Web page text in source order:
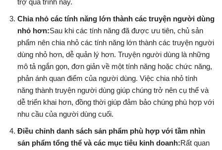
trợ quá trình này.
Chia nhỏ các tính năng lớn thành các truyện người dùng
nhỏ hơn:Sau khi các tính năng đã được ưu tiên, chủ sản
phẩm nên chia nhỏ các tính năng lớn thành các truyện người
dùng nhỏ hơn, dễ quản lý hơn. Truyện người dùng là những
mô tả ngắn gọn, đơn giản về một tính năng hoặc chức năng,
phản ánh quan điểm của người dùng. Việc chia nhỏ tính
năng thành truyện người dùng giúp chúng trở nên cụ thể và
dễ triển khai hơn, đồng thời giúp đảm bảo chúng phù hợp với
nhu cầu của người dùng cuối.
Điều chỉnh danh sách sản phẩm phù hợp với tầm nhìn
sản phẩm tổng thể và các mục tiêu kinh doanh:Rất quan